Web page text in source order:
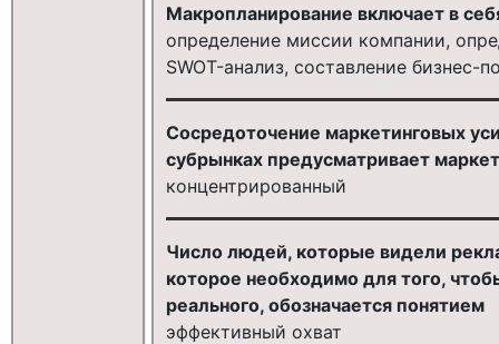
Макропланирование включает в
определение миссии компании,
SWOT-анализ, составление бизнес-
Сосредоточение маркетинговых
субрынках предусматривает
концентрированный
Число людей, которые видели
которое необходимо для того,
реального, обозначается понятием
эффективный охват